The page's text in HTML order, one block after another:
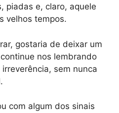
piadas e, claro, aquele
velhos tempos.
gostaria de deixar um
nos lembrando
sem nunca
com algum dos sinais